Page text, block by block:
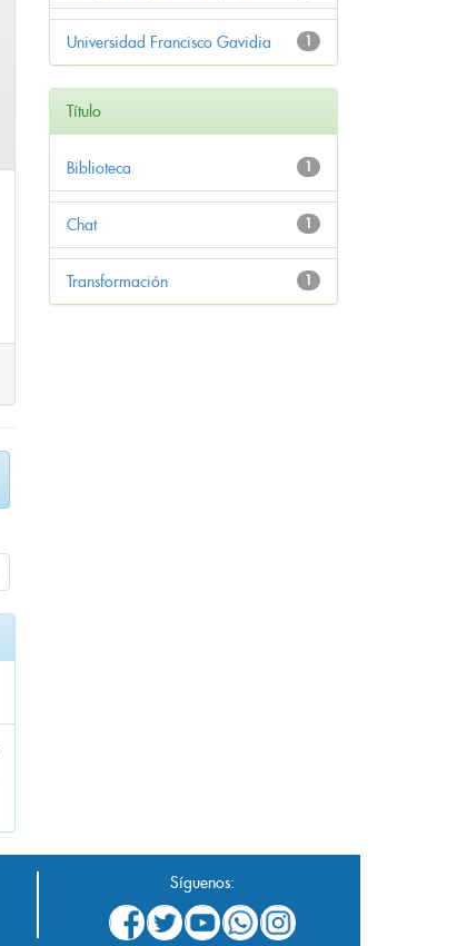
1
Universidad Francisco Gavidia
Título
1
Biblioteca
1
Chat
1
Transformación
Síguenos: